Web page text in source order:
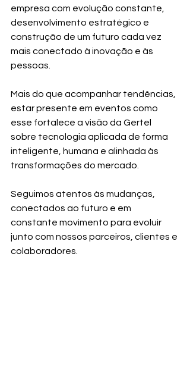
empresa com evolução constante,
desenvolvimento estratégico e
construção de um futuro cada vez
mais conectado à inovação e às
pessoas.
Mais do que acompanhar tendências,
estar presente em eventos como
esse fortalece a visão da Gertel
sobre tecnologia aplicada de forma
inteligente, humana e alinhada às
transformações do mercado.
Seguimos atentos às mudanças,
conectados ao futuro e em
constante movimento para evoluir
junto com nossos parceiros, clientes e
colaboradores.